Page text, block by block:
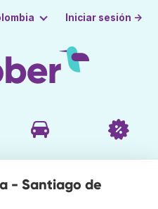
Iniciar sesión →
- Santiago de